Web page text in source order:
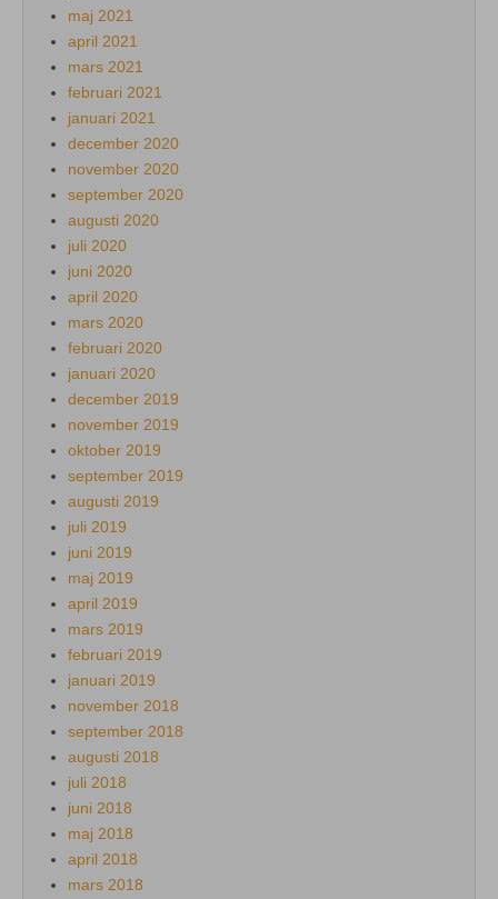
maj 2021
april 2021
mars 2021
februari 2021
januari 2021
december 2020
november 2020
september 2020
augusti 2020
juli 2020
juni 2020
april 2020
mars 2020
februari 2020
januari 2020
december 2019
november 2019
oktober 2019
september 2019
augusti 2019
juli 2019
juni 2019
maj 2019
april 2019
mars 2019
februari 2019
januari 2019
november 2018
september 2018
augusti 2018
juli 2018
juni 2018
maj 2018
april 2018
mars 2018